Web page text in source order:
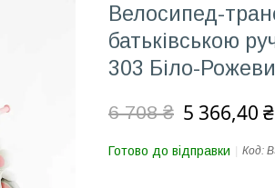
Велосипед-
батьківською
303 Біло-
6 708 ₴ 5 366,40 ₴
Готово до відправки Код: